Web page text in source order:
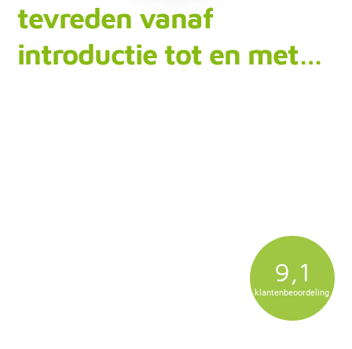
tevreden vanaf
introductie tot en met…
9,1
klantenbeoordeling